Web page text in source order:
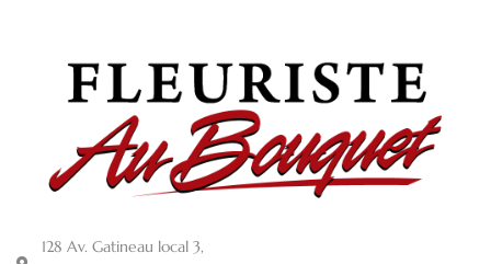
128 Av. Gatineau local 3,